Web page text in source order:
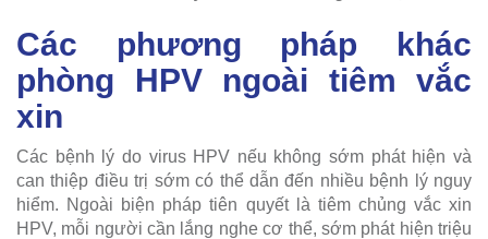
Các phương pháp khác
phòng HPV ngoài tiêm vắc
xin
Các bệnh lý do virus HPV nếu không sớm phát hiện và
can thiệp điều trị sớm có thể dẫn đến nhiều bệnh lý nguy
hiểm. Ngoài biện pháp tiên quyết là tiêm chủng vắc xin
HPV, mỗi người cần lắng nghe cơ thể, sớm phát hiện triệu